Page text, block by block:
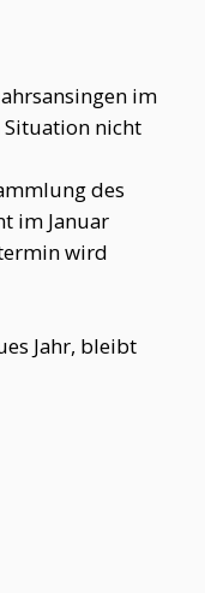
im
nicht
des
im Januar
wird
Jahr, bleibt